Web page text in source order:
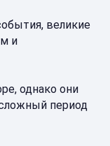
великие
и
однако они
период